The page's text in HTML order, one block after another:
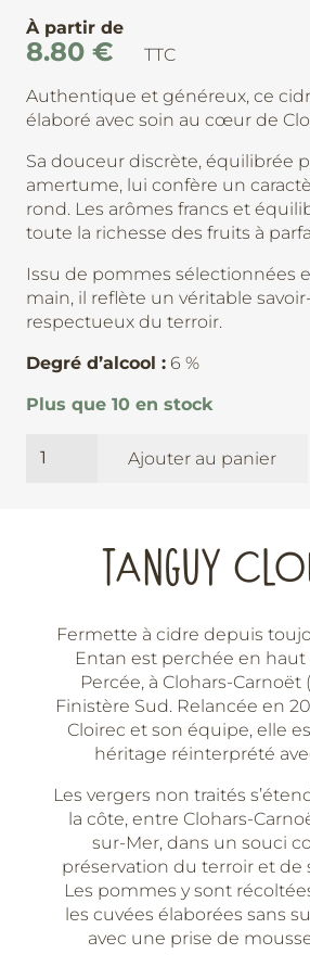
À partir de
8.80 €
TTC
Authentique et généreux, ce
élaboré avec soin au cœur de
Sa douceur discrète, équilibrée
amertume, lui confère un
rond. Les arômes francs et
toute la richesse des fruits à
Issu de pommes sélectionnées
main, il reflète un véritable
respectueux du terroir.
Degré d’alcool : 6 %
Plus que 10 en stock
de
Ajouter au panier
TANGUY
Fermette à cidre depuis
Entan est perchée en haut
Percée, à Clohars-Carnoët
Finistère Sud. Relancée en
Cloirec et son équipe, elle
héritage réinterprété
Les vergers non traités
la côte, entre Clohars-
sur-Mer, dans un souci
préservation du terroir et de
Les pommes y sont
les cuvées élaborées sans
avec une prise de